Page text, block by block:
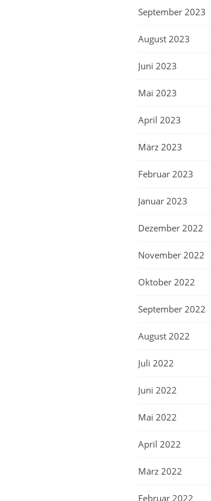
September 2023
August 2023
Juni 2023
Mai 2023
April 2023
März 2023
Februar 2023
Januar 2023
Dezember 2022
November 2022
Oktober 2022
September 2022
August 2022
Juli 2022
Juni 2022
Mai 2022
April 2022
März 2022
Februar 2022